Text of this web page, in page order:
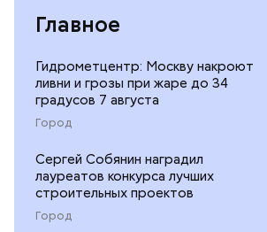
Главное
Гидрометцентр: Москву накроют
ливни и грозы при жаре до 34
градусов 7 августа
Город
Сергей Собянин наградил
лауреатов конкурса лучших
строительных проектов
Город